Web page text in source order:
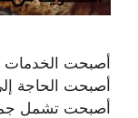
أصبحت الخدمات
أصبحت الحاجة
أصبحت تشمل